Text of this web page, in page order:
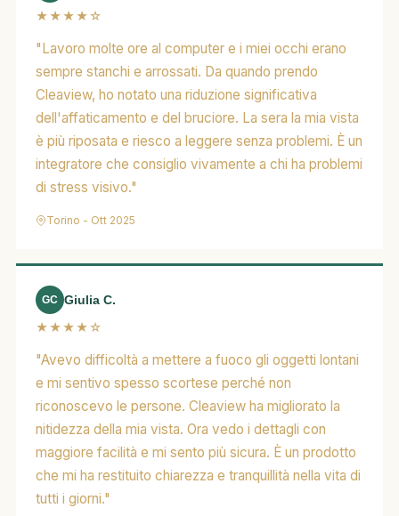
★★★★☆
"Lavoro molte ore al computer e i miei occhi erano
sempre stanchi e arrossati. Da quando prendo
Cleaview, ho notato una riduzione significativa
dell'affaticamento e del bruciore. La sera la mia vista
è più riposata e riesco a leggere senza problemi. È un
integratore che consiglio vivamente a chi ha problemi
di stress visivo."
Torino - Ott 2025
GC Giulia C.
★★★★☆
"Avevo difficoltà a mettere a fuoco gli oggetti lontani
e mi sentivo spesso scortese perché non
riconoscevo le persone. Cleaview ha migliorato la
nitidezza della mia vista. Ora vedo i dettagli con
maggiore facilità e mi sento più sicura. È un prodotto
che mi ha restituito chiarezza e tranquillità nella vita di
tutti i giorni."